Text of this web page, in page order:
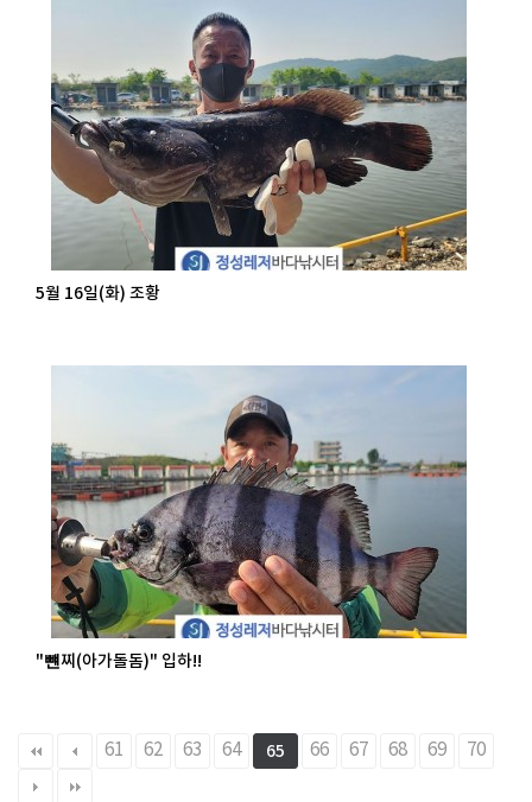
5월 16일(화) 조황
"뺸찌(아가돌돔)" 입하!!
61 62 63 64 65 66 67 68 69 70